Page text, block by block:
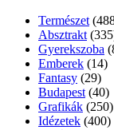
Természet
Absztrakt
Gyerekszoba
Emberek (14)
Fantasy (29)
Budapest (40)
Grafikák (250)
Idézetek (400)